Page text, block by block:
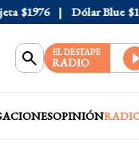
$1976 Dólar Blue $1530
EL DESTAPE
RADIO
OPINIÓN